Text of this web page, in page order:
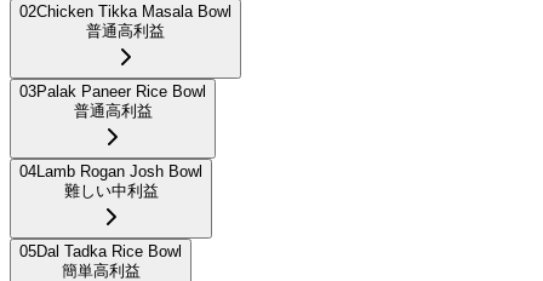
02Chicken Tikka Masala Bowl
普通高利益
03Palak Paneer Rice Bowl
普通高利益
04Lamb Rogan Josh Bowl
難しい中利益
05Dal Tadka Rice Bowl
簡単高利益